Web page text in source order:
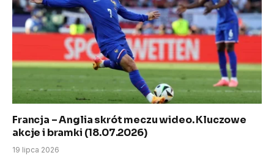
Francja – Anglia skrót meczu wideo. Kluczowe
akcje i bramki (18.07.2026)
19 lipca 2026